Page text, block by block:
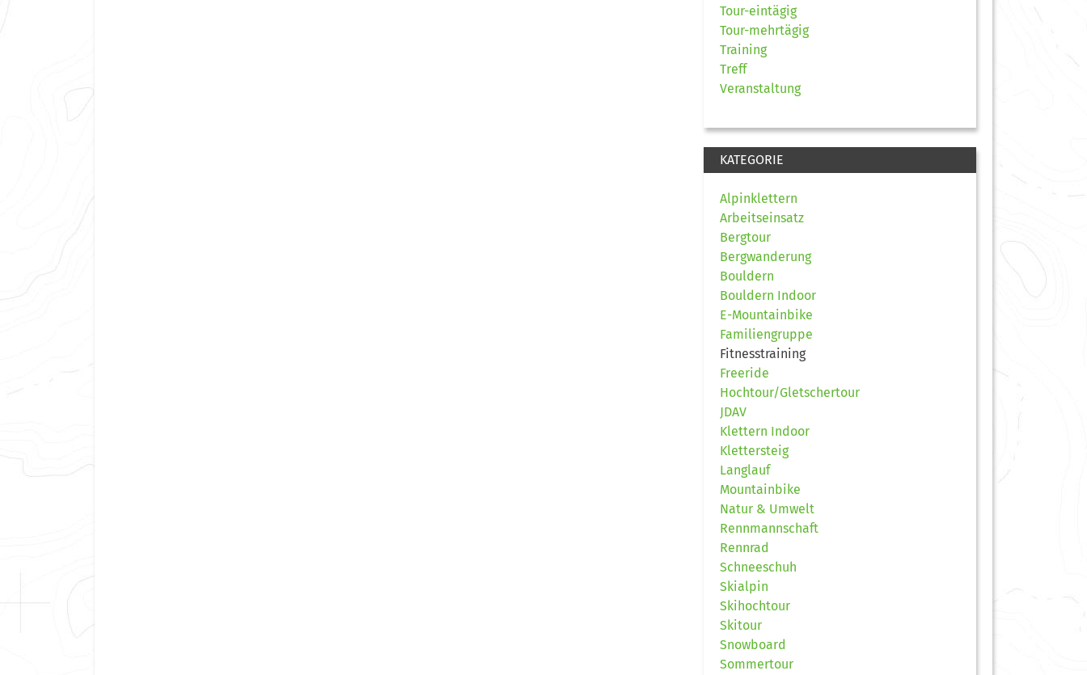
Tour-eintägig
Tour-mehrtägig
Training
Treff
Veranstaltung
KATEGORIE
Alpinklettern
Arbeitseinsatz
Bergtour
Bergwanderung
Bouldern
Bouldern Indoor
E-Mountainbike
Familiengruppe
Fitnesstraining
Freeride
Hochtour/Gletschertour
JDAV
Klettern Indoor
Klettersteig
Langlauf
Mountainbike
Natur & Umwelt
Rennmannschaft
Rennrad
Schneeschuh
Skialpin
Skihochtour
Skitour
Snowboard
Sommertour